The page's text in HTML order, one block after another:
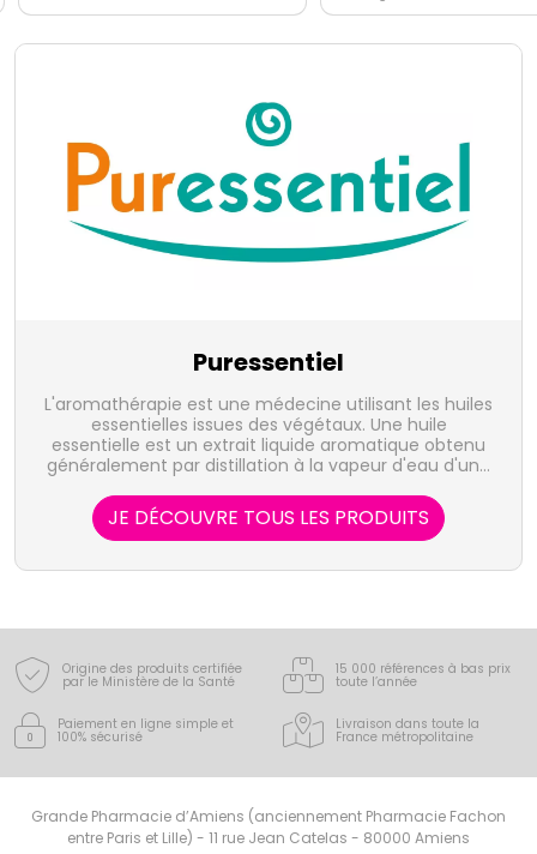
Puressentiel
L'aromathérapie est une médecine utilisant les huiles
essentielles issues des végétaux. Une huile
essentielle est un extrait liquide aromatique obtenu
généralement par distillation à la vapeur d'eau d'une
représente la quintessence de la plante, sous forme
de concentré, riche d'une très grande variété de
substances actives. Le laboratoire Puressentiel
propose 41 huiles essentielles, 100% pures et
bien-être au quotidien pour toute la famille.
JE DÉCOUVRE TOUS LES PRODUITS
Origine des produits certifiée
par le Ministère de la Santé
15 000 références à bas prix
toute l’année
Paiement en ligne simple et
100% sécurisé
Livraison dans toute la
France métropolitaine
Grande Pharmacie d’Amiens (anciennement Pharmacie Fachon
entre Paris et Lille) - 11 rue Jean Catelas - 80000 Amiens